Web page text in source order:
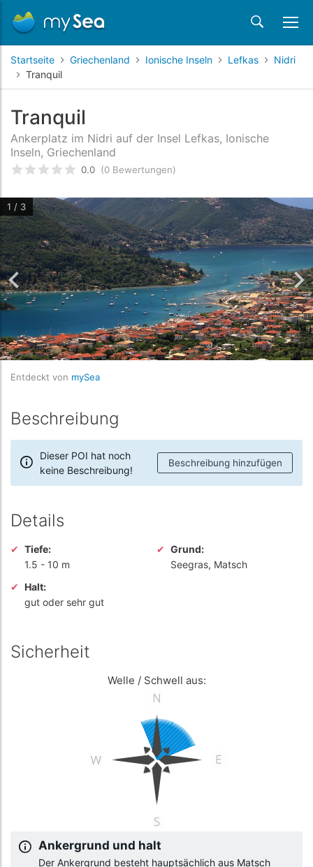
Startseite Griechenland Ionische Inseln Lefkas
Nidri
Tranquil
Tranquil
Ankerplatz im Nidri auf der Insel Lefkas, Ionische
Inseln, Griechenland
bewertet0 /5 beyogen auf
0.0 (0 Bewertungen)
1 / 3
Entdeckt von mySea
Beschreibung
Dieser POI hat noch
keine Beschreibung!
Beschreibung hinzufügen
Details
Tiefe:
1.5 - 10 m
Grund:
Seegras, Matsch
Halt:
gut oder sehr gut
Sicherheit
Welle / Schwell aus:
Ankergrund und halt
Der Ankergrund besteht hauptsächlich aus Matsch